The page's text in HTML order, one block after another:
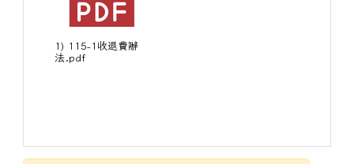
1) 115-1收退費辦
法.pdf